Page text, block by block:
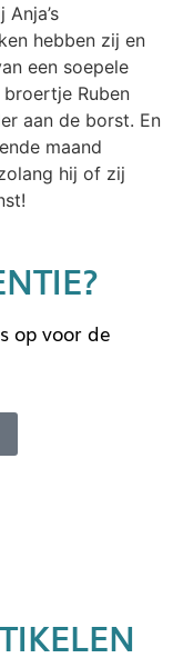
hebben zij en
een soepele
broertje Ruben
aan de borst. En
maand
hij of zij
op voor de